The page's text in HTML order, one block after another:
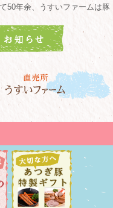
50年余、うすいファームは豚